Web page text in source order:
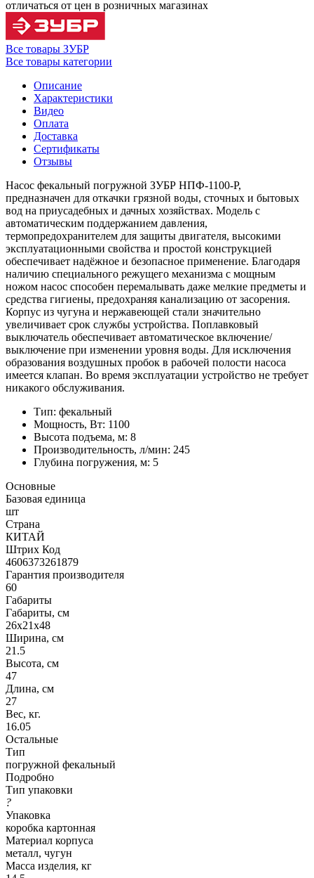
отличаться от цен в розничных магазинах
Все товары ЗУБР
Все товары категории
Описание
Характеристики
Видео
Оплата
Доставка
Сертификаты
Отзывы
Насос фекальный погружной ЗУБР НПФ-1100-Р,
предназначен для откачки грязной воды, сточных и бытовых
вод на приусадебных и дачных хозяйствах. Модель с
автоматическим поддержанием давления,
термопредохранителем для защиты двигателя, высокими
эксплуатационными свойства и простой конструкцией
обеспечивает надёжное и безопасное применение. Благодаря
наличию специального режущего механизма с мощным
ножом насос способен перемалывать даже мелкие предметы и
средства гигиены, предохраняя канализацию от засорения.
Корпус из чугуна и нержавеющей стали значительно
увеличивает срок службы устройства. Поплавковый
выключатель обеспечивает автоматическое включение/
выключение при изменении уровня воды. Для исключения
образования воздушных пробок в рабочей полости насоса
имеется клапан. Во время эксплуатации устройство не требует
никакого обслуживания.
Тип: фекальный
Мощность, Вт: 1100
Высота подъема, м: 8
Производительность, л/мин: 245
Глубина погружения, м: 5
Основные
Базовая единица
шт
Страна
КИТАЙ
Штрих Код
4606373261879
Гарантия производителя
60
Габариты
Габариты, см
26x21x48
Ширина, см
21.5
Высота, см
47
Длина, см
27
Вес, кг.
16.05
Остальные
Тип
погружной фекальный
Подробно
Тип упаковки
?
Упаковка
коробка картонная
Материал корпуса
металл, чугун
Масса изделия, кг